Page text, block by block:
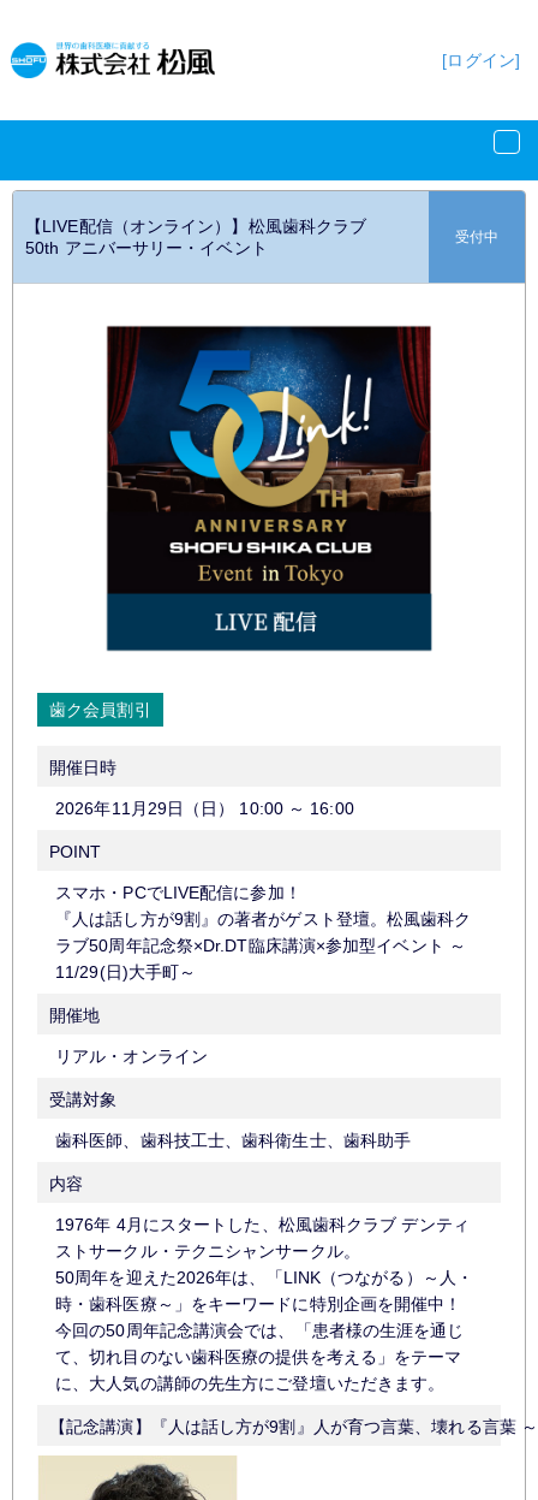
[ログイン]
【LIVE配信（オンライン）】松風歯科クラブ
50th アニバーサリー・イベント
受付中
歯ク会員割引
開催日時
2026年11月29日（日） 10:00 ～ 16:00
POINT
スマホ・PCでLIVE配信に参加！
『人は話し方が9割』の著者がゲスト登壇。松風歯科ク
ラブ50周年記念祭×Dr.DT臨床講演×参加型イベント ～
11/29(日)大手町～
開催地
リアル・オンライン
受講対象
歯科医師、歯科技工士、歯科衛生士、歯科助手
内容
1976年 4月にスタートした、松風歯科クラブ デンティ
ストサークル・テクニシャンサークル。
50周年を迎えた2026年は、「LINK（つながる）～人・
時・歯科医療～」をキーワードに特別企画を開催中！
今回の50周年記念講演会では、「患者様の生涯を通じ
て、切れ目のない歯科医療の提供を考える」をテーマ
に、大人気の講師の先生方にご登壇いただきます。
【記念講演】『人は話し方が9割』人が育つ言葉、壊れる言葉